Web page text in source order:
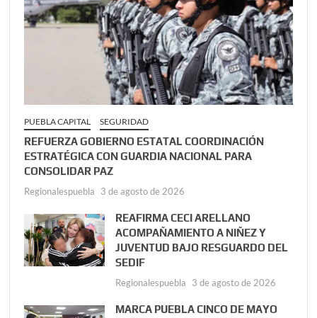
PUEBLA CAPITAL SEGURIDAD
REFUERZA GOBIERNO ESTATAL COORDINACIÓN
ESTRATÉGICA CON GUARDIA NACIONAL PARA
CONSOLIDAR PAZ
Regionalespuebla 3 de agosto de 2026
REAFIRMA CECI ARELLANO
ACOMPAÑAMIENTO A NIÑEZ Y
JUVENTUD BAJO RESGUARDO DEL
SEDIF
Regionalespuebla 3 de agosto de 2026
MARCA PUEBLA CINCO DE MAYO